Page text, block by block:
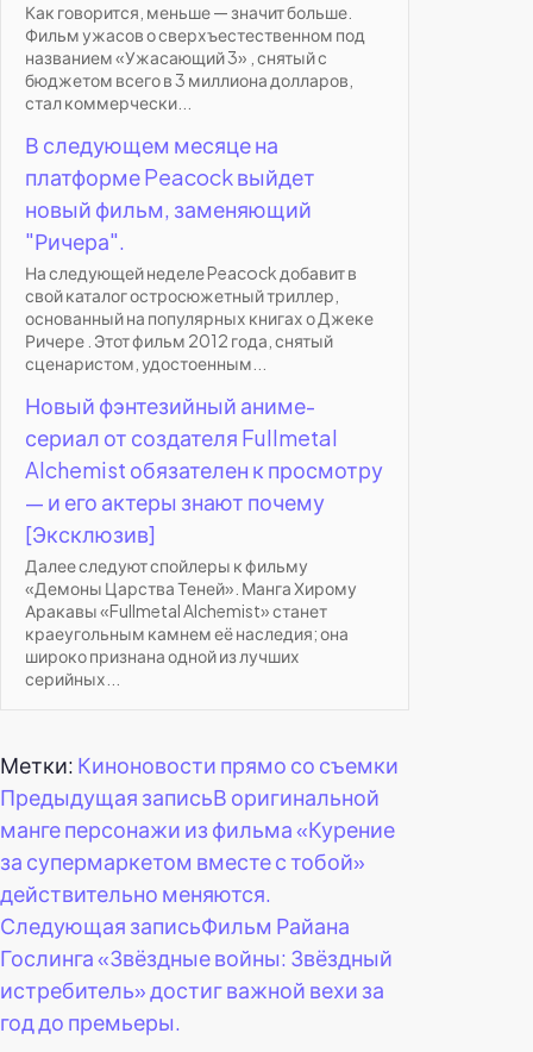
Как говорится, меньше — значит больше.
Фильм ужасов о сверхъестественном под
названием «Ужасающий 3» , снятый с
бюджетом всего в 3 миллиона долларов,
стал коммерчески...
В следующем месяце на
платформе Peacock выйдет
новый фильм, заменяющий
"Ричера".
На следующей неделе Peacock добавит в
свой каталог остросюжетный триллер,
основанный на популярных книгах о Джеке
Ричере . Этот фильм 2012 года, снятый
сценаристом, удостоенным...
Новый фэнтезийный аниме-
сериал от создателя Fullmetal
Alchemist обязателен к просмотру
— и его актеры знают почему
[Эксклюзив]
Далее следуют спойлеры к фильму
«Демоны Царства Теней». Манга Хирому
Аракавы «Fullmetal Alchemist» станет
краеугольным камнем её наследия; она
широко признана одной из лучших
серийных...
Метки: Киноновости прямо со съемки
Навигация
по
записям
Предыдущая записьВ оригинальной
манге персонажи из фильма «Курение
за супермаркетом вместе с тобой»
действительно меняются.
Следующая записьФильм Райана
Гослинга «Звёздные войны: Звёздный
истребитель» достиг важной вехи за
год до премьеры.